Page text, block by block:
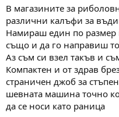
В магазините за
различни калъфи за
Намираш един по размер
също и да го направиш
Аз съм си взел такъв и
Компактен и от здрав
страничен джоб за
шевната машина точно
да се носи като раница